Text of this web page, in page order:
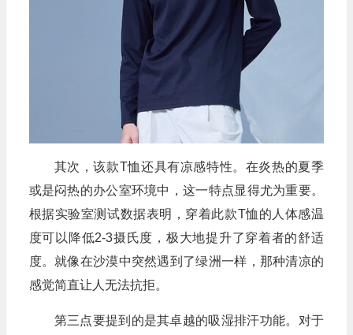
其次，该款T恤还具有凉感特性。在炎热的夏季
或是闷热的办公室环境中，这一特点显得尤为重要。
根据实验室测试数据表明，穿着此款T恤的人体感温
度可以降低2-3摄氏度，极大地提升了穿着者的舒适
度。就像在沙漠中突然遇到了绿洲一样，那种清凉的
感觉简直让人无法抗拒。
第三点要提到的是其卓越的吸湿排汗功能。对于